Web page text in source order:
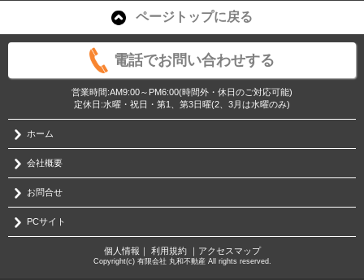
ページトップに戻る
電話でお問い合わせする
営業時間:AM9:00～PM6:00(時間外・休日のご対応可能)
定休日:水曜・祝日・第1、第3日曜(2、3月は水曜のみ)
ホーム
会社概要
お問合せ
PCサイト
個人情報 利用規約｜ アクセスマップ
Copyright(c) 有限会社 丸和不動産 All rights reserved.